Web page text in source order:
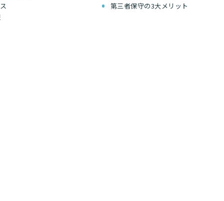
第三者保守の3大メリット